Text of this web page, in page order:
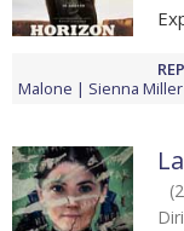
Malone
Sienna Miller